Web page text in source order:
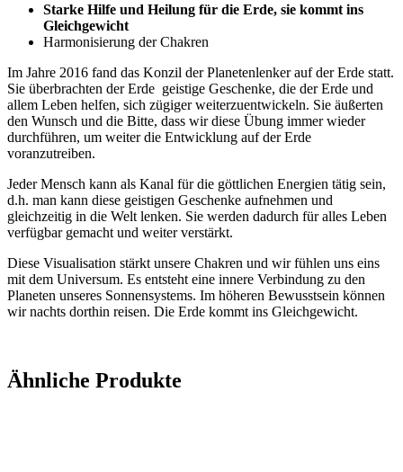
Starke Hilfe und Heilung für die Erde, sie kommt ins
Gleichgewicht
Harmonisierung der Chakren
Im Jahre 2016 fand das Konzil der Planetenlenker auf der Erde statt.
Sie überbrachten der Erde geistige Geschenke, die der Erde und
allem Leben helfen, sich zügiger weiterzuentwickeln. Sie äußerten
den Wunsch und die Bitte, dass wir diese Übung immer wieder
durchführen, um weiter die Entwicklung auf der Erde
voranzutreiben.
Jeder Mensch kann als Kanal für die göttlichen Energien tätig sein,
d.h. man kann diese geistigen Geschenke aufnehmen und
gleichzeitig in die Welt lenken. Sie werden dadurch für alles Leben
verfügbar gemacht und weiter verstärkt.
Diese Visualisation stärkt unsere Chakren und wir fühlen uns eins
mit dem Universum. Es entsteht eine innere Verbindung zu den
Planeten unseres Sonnensystems. Im höheren Bewusstsein können
wir nachts dorthin reisen. Die Erde kommt ins Gleichgewicht.
Ähnliche Produkte